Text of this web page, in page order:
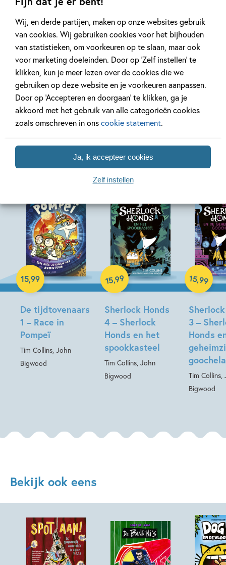
Wij, en derde partijen, maken op onze websites gebruik
van cookies. Wij gebruiken cookies voor het bijhouden
van statistieken, om voorkeuren op te slaan, maar ook
voor marketing doeleinden. Door op ‘Zelf instellen’ te
klikken, kun je meer lezen over de cookies die we
gebruiken op deze website en je voorkeuren aanpassen.
Door op ‘Accepteren en doorgaan’ te klikken, ga je
akkoord met het gebruik van alle categorieën cookies
zoals omschreven in onscookie statement.
Ja, ik accepteer cookies
Zelf instellen
Lees meer Lees meer
Bekijk alle artikelen
Meer van deze auteur
De tijdtovenaars
1 – Race in
Pompeï
Tim Collins, John
Bigwood
15,99
Hardcover
Sherlock Honds
4 – Sherlock
Honds en het
spookkasteel
Tim Collins, John
Bigwood
15,99
Hardcover
3 –
Honds
Tim Collins,
Bigwood
15,99
Hardcover
Bekijk ook eens